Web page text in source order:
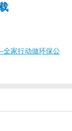
家行动做环保公